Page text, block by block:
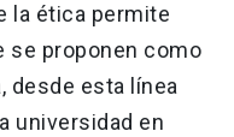
la ética permite
se proponen como
desde esta línea
universidad en